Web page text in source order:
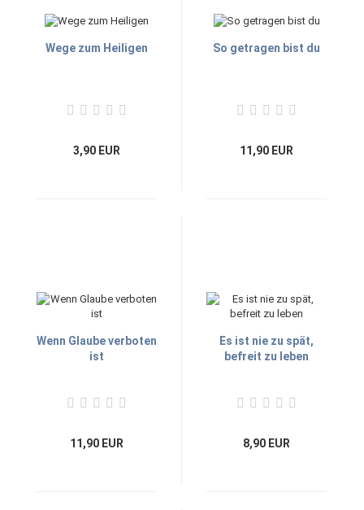
Wege zum Heiligen
3,90 EUR
So getragen bist du
11,90 EUR
Wenn Glaube verboten
ist
11,90 EUR
Es ist nie zu spät,
befreit zu leben
8,90 EUR